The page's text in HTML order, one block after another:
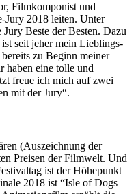
Filmkomponist und
Jury 2018 leiten. Unter
Beste der Besten. Dazu
seit jeher mein Lieblings-
zu Beginn meiner
haben eine tolle und
freue ich mich auf zwei
mit der Jury“.
(Auszeichnung der
Preisen der Filmwelt. Und
ist der Höhepunkt
2018 ist “Isle of Dogs –